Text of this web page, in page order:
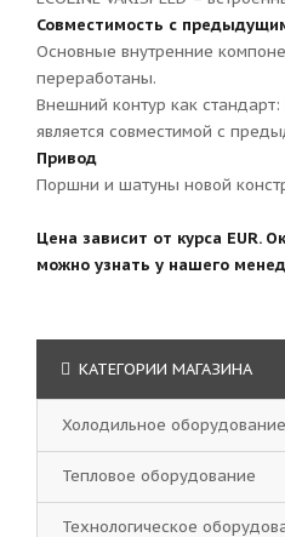
Совместимость с
Основные внутренние
переработаны.
Внешний контур как
является совместимой с
Привод
Поршни и шатуны новой
Цена зависит от курса EUR.
можно узнать у нашего
КАТЕГОРИИ МАГАЗИНА
Холодильное оборудование
Тепловое оборудование
Технологическое